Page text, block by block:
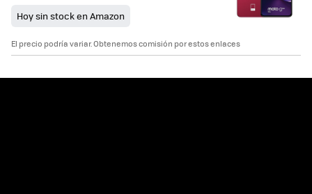
Hoy sin stock en Amazon
El precio podría variar. Obtenemos comisión por estos enlaces